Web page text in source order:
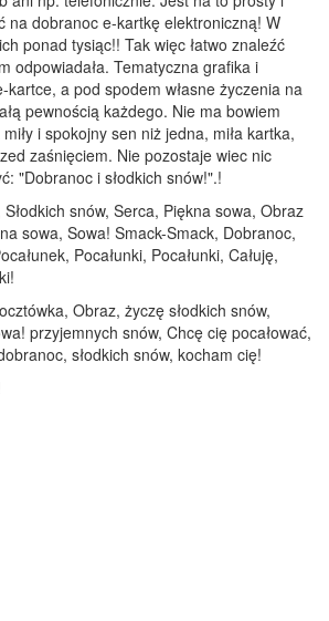
na dobranoc e-kartkę elektroniczną! W
ponad tysiąc!! Tak więc łatwo znaleźć
odpowiadała. Tematyczna grafika i
kartce, a pod spodem własne życzenia na
pewnością każdego. Nie ma bowiem
i spokojny sen niż jedna, miła kartka,
zaśnięciem. Nie pozostaje wiec nic
"Dobranoc i słodkich snów!".!
snów, Serca, Piękna sowa, Obraz
sowa, Sowa! Smack-Smack, Dobranoc,
Pocałunki, Pocałunki, Całuję,
Obraz, życzę słodkich snów,
przyjemnych snów, Chcę cię pocałować,
słodkich snów, kocham cię!